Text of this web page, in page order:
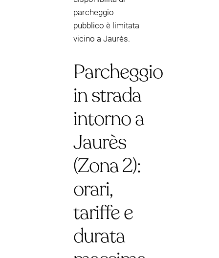
parcheggio
pubblico è limitata
vicino a Jaurès.
Parcheggio
in strada
intorno a
Jaurès
(Zona 2):
orari,
tariffe e
durata